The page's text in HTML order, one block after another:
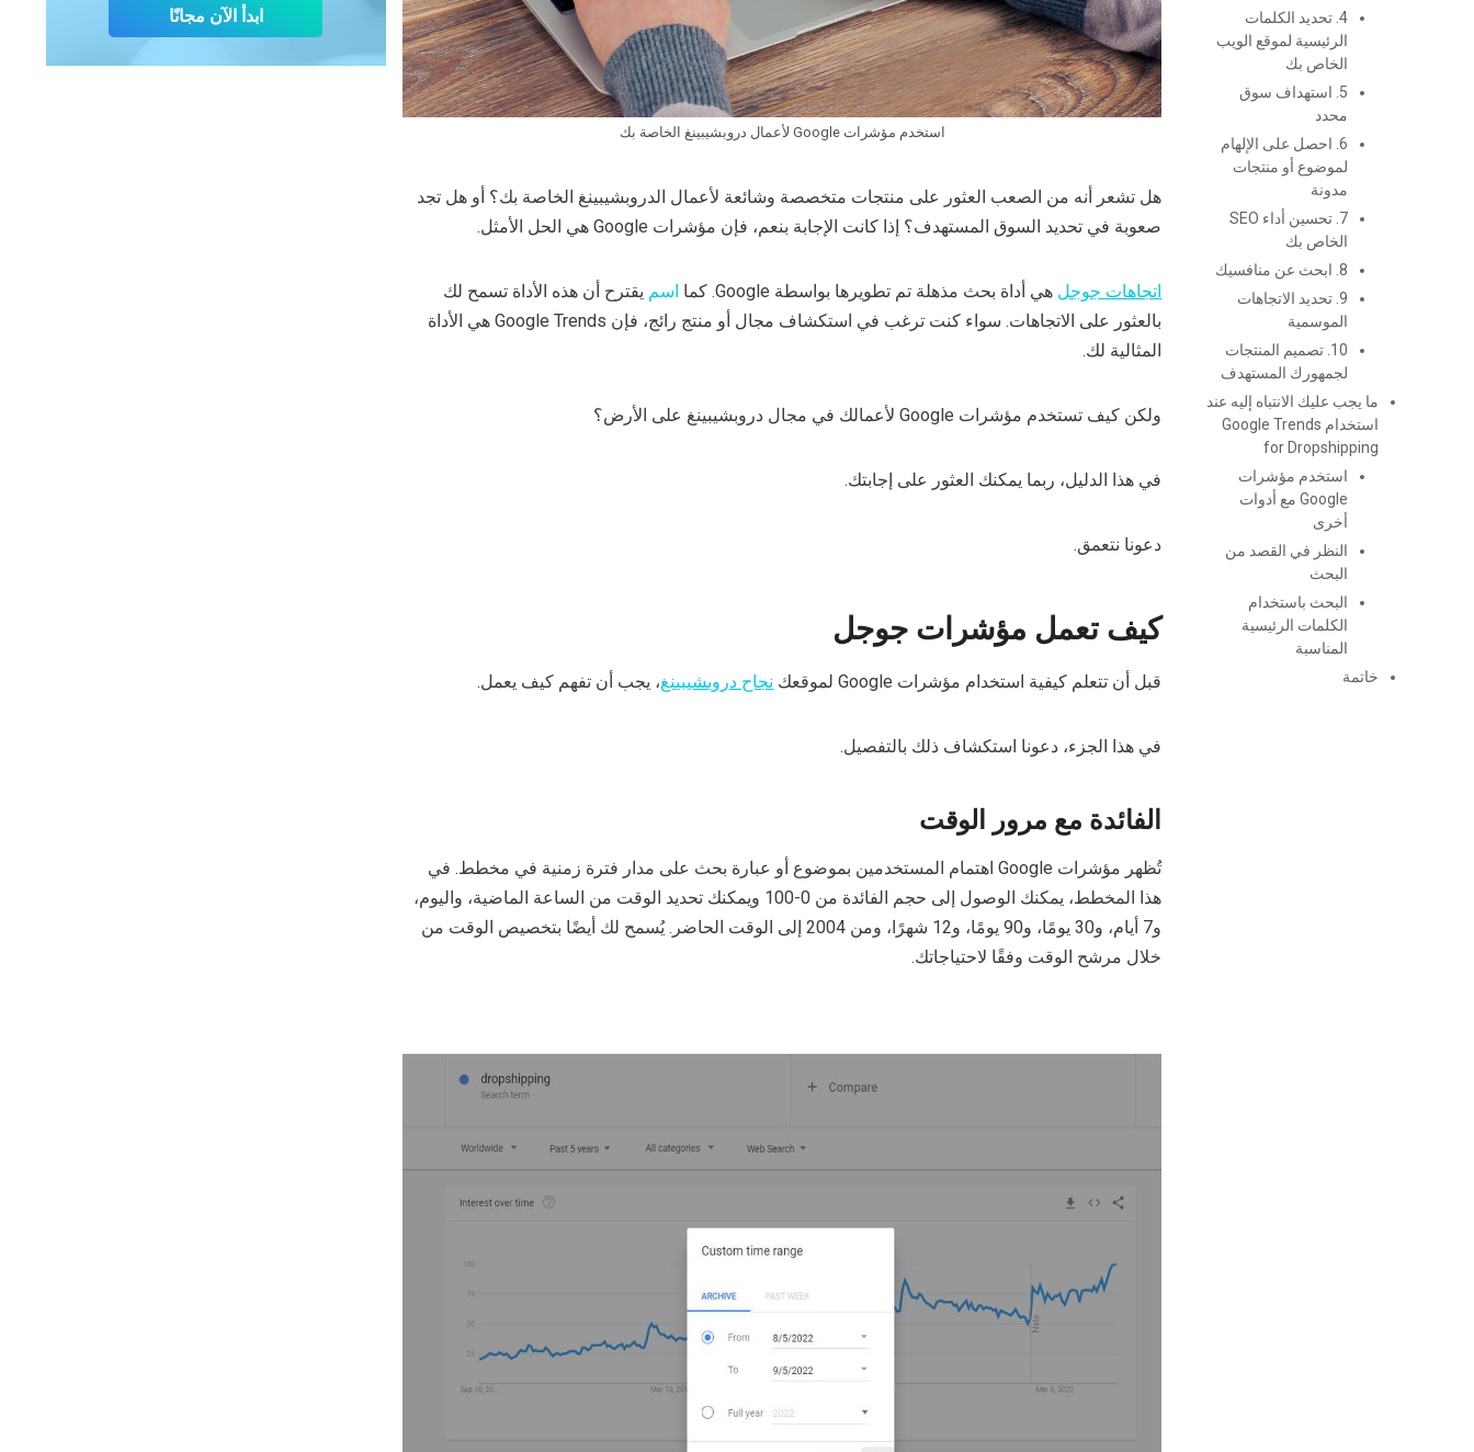
4. تحديد الكلمات
الرئيسية لموقع الويب
الخاص بك
5. استهداف سوق
محدد
6. احصل على الإلهام
لموضوع أو منتجات
مدونة
7. تحسين أداء SEO
الخاص بك
8. ابحث عن منافسيك
9. تحديد الاتجاهات
الموسمية
10. تصميم المنتجات
لجمهورك المستهدف
ما يجب عليك الانتباه إليه عند
استخدام Google Trends
for Dropshipping
استخدم مؤشرات
Google مع أدوات
أخرى
النظر في القصد من
البحث
البحث باستخدام
الكلمات الرئيسية
المناسبة
خاتمة
استخدم مؤشرات Google لأعمال دروبشيبينغ الخاصة بك
هل تشعر أنه من الصعب العثور على منتجات متخصصة وشائعة لأعمال الدروبشيبينغ الخاصة بك؟ أو هل تجد
صعوبة في تحديد السوق المستهدف؟ إذا كانت الإجابة بنعم، فإن مؤشرات Google هي الحل الأمثل.
اتجاهات جوجل هي أداة بحث مذهلة تم تطويرها بواسطة Google. كما اسم يقترح أن هذه الأداة تسمح لك
بالعثور على الاتجاهات. سواء كنت ترغب في استكشاف مجال أو منتج رائج، فإن Google Trends هي الأداة
المثالية لك.
ولكن كيف تستخدم مؤشرات Google لأعمالك في مجال دروبشيبينغ على الأرض؟
في هذا الدليل، ربما يمكنك العثور على إجابتك.
دعونا نتعمق.
كيف تعمل مؤشرات جوجل
قبل أن تتعلم كيفية استخدام مؤشرات Google لموقعك نجاح دروبشيبينغ، يجب أن تفهم كيف يعمل.
في هذا الجزء، دعونا استكشاف ذلك بالتفصيل.
الفائدة مع مرور الوقت
تُظهر مؤشرات Google اهتمام المستخدمين بموضوع أو عبارة بحث على مدار فترة زمنية في مخطط. في
هذا المخطط، يمكنك الوصول إلى حجم الفائدة من 0-100 ويمكنك تحديد الوقت من الساعة الماضية، واليوم،
و7 أيام، و30 يومًا، و90 يومًا، و12 شهرًا، ومن 2004 إلى الوقت الحاضر. يُسمح لك أيضًا بتخصيص الوقت من
خلال مرشح الوقت وفقًا لاحتياجاتك.
ابدأ الآن مجانًا